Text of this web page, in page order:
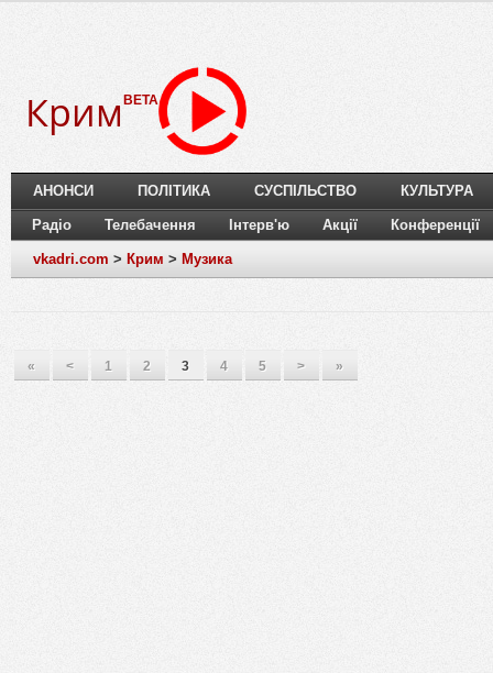
Крим BETA
АНОНСИ ПОЛІТИКА СУСПІЛЬСТВО КУЛЬТУРА
Радіо Телебачення Інтерв'ю Акції Конференції
vkadri.com > Крим > Музика
« < 1 2 3 4 5 > »